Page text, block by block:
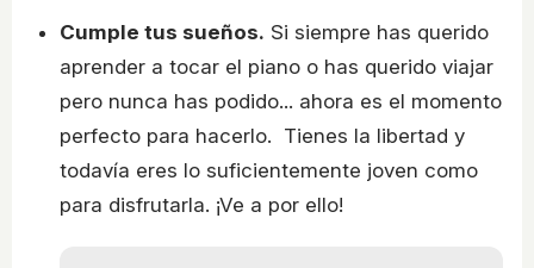
Cumple tus sueños. Si siempre has querido
aprender a tocar el piano o has querido viajar
pero nunca has podido... ahora es el momento
perfecto para hacerlo. Tienes la libertad y
todavía eres lo suficientemente joven como
para disfrutarla. ¡Ve a por ello!